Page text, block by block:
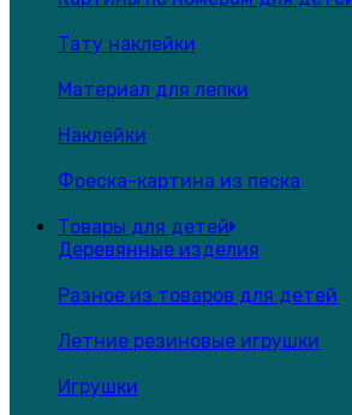
Тату наклейки
Материал для лепки
Наклейки
Фреска-картина из песка
Товары для детей
Деревянные изделия
Разное из товаров для детей
Летние резиновые игрушки
Игрушки